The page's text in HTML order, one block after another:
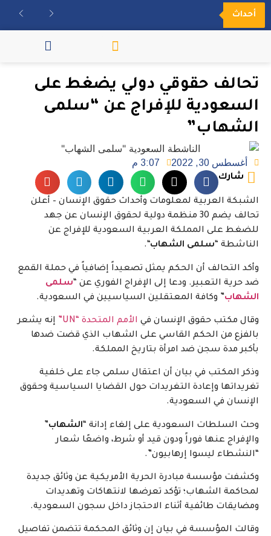
أحداث
تحالف حقوقي دولي يضغط على
السعودية للإفراج عن “سلمى
الشهاب”
أغسطس 30, 2022 3:07 م
شارك
الشبكة العربية لمعلومات وأحداث حقوق الإنسان – أعلن
تحالف يضم 30 منظمة دولية لحقوق الإنسان عن جهد
للضغط على المملكة العربية السعودية للإفراج عن
الناشطة “سلمى الشهاب“.
وأكد التحالف أن الحكم يمثل تصعيداً إضافياً في حملة القمع
ضد حرية التعبير. ودعا إلى الإفراج الفوري عن “سلمى
الشهاب” وكافة المعتقلين السياسيين في السعودية.
وقال مكتب حقوق الإنسان في الأمم المتحدة “UN”
إنه يشعر
بالفزع من الحكم القاسي على الشهاب الذي قضت ضدها
بأكبر مدة سجن ضد امرأة بتاريخ المملكة.
وذكر المكتب في بيان أن اعتقال سلمى جاء على خلفية
تغريداتها وإعادة التغريدات حول القضايا السياسية وحقوق
الإنسان في السعودية.
وحث السلطات السعودية على إلغاء إدانة “الشهاب”
والإفراج عنها فوراً ودون قيد أو شرط، واضعًا شعار
“النشطاء ليسوا إرهابيون”.
وكشفت مؤسسة مبادرة الحرية الأمريكية عن وثائق جديدة
لمحاكمة الشهاب؛ تؤكد تعرضها لانتهاكات وتهديدات
ومضايقات طائفية أثناء الاحتجاز داخل سجون السعودية.
وقالت المؤسسة في بيان إن وثائق المحكمة تتضمن تفاصيل